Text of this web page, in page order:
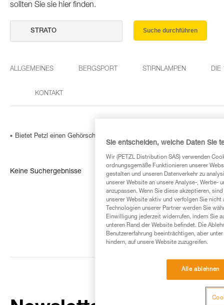
sollten Sie sie hier finden.
Suche durchführen
ALLGEMEINES BERGSPORT STIRNLAMPEN DIE
KONTAKT
Bietet Petzl einen Gehörschutz für die Helme VERTEX / ALVEO /
Keine Suchergebnisse
Sie entscheiden, welche Daten Sie
Wir (PETZL Distribution SAS) verwenden
ordnungsgemäße Funktionieren unserer
gestalten und unseren Datenverkehr zu
unserer Website an unsere Analyse-, Werbe-
anzupassen. Wenn Sie diese akzeptieren,
unserer Website aktiv und verfolgen Sie
Technologien unserer Partner werden Sie
Einwilligung jederzeit widerrufen, indem Sie
unteren Rand der Website befindet. Die
Benutzererfahrung beeinträchtigen, aber
hindern, auf unsere Website zuzugreifen.
Alle ablehnen